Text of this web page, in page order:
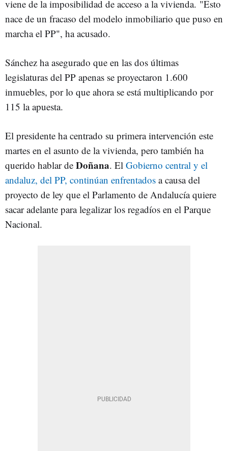
viene de la imposibilidad de acceso a la vivienda. "Esto
nace de un fracaso del modelo inmobiliario que puso en
marcha el PP", ha acusado.
Sánchez ha asegurado que en las dos últimas
legislaturas del PP apenas se proyectaron 1.600
inmuebles, por lo que ahora se está multiplicando por
115 la apuesta.
El presidente ha centrado su primera intervención este
martes en el asunto de la vivienda, pero también ha
querido hablar de Doñana. El Gobierno central y el
andaluz, del PP, continúan enfrentados a causa del
proyecto de ley que el Parlamento de Andalucía quiere
sacar adelante para legalizar los regadíos en el Parque
Nacional.